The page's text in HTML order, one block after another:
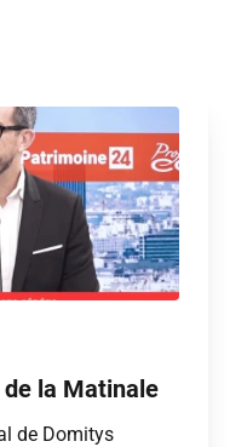
la Matinale
de Domitys